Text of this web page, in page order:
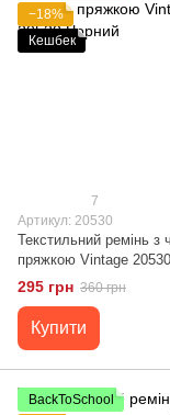
−18%
Кешбек
7
Артикул: 20530
Текстильний ремінь з
пряжкою Vintage
295 грн 360 грн
Купити
BackToSchool